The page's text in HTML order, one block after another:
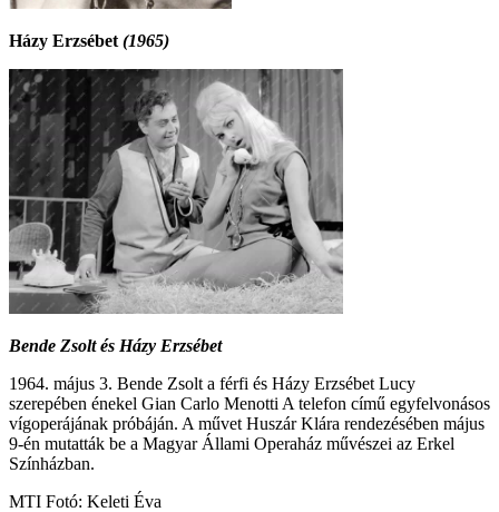
Házy Erzsébet (1965)
Bende Zsolt és Házy Erzsébet
1964. május 3. Bende Zsolt a férfi és Házy Erzsébet Lucy
szerepében énekel Gian Carlo Menotti A telefon című egyfelvonásos
vígoperájának próbáján. A művet Huszár Klára rendezésében május
9-én mutatták be a Magyar Állami Operaház művészei az Erkel
Színházban.
MTI Fotó: Keleti Éva